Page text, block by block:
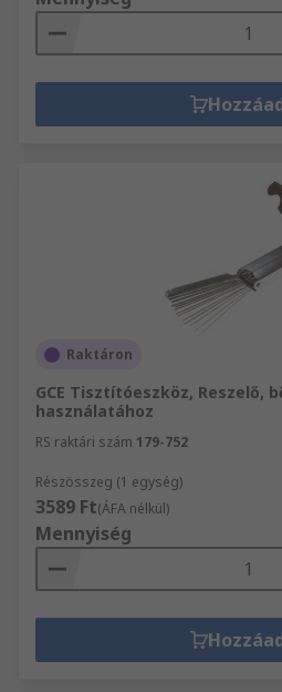
Raktáron
GCE Tisztítóeszköz, Reszelő,
használatához
RS raktári szám 179-752
Részösszeg (1 egység)
3589 Ft(ÁFA nélkül)
Mennyiség